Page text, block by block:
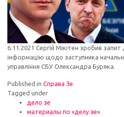
6.11.2021 Сергій Мікітен зробив
інформацію щодо заступника
управління СБУ Олександра Буряка.
Published in Справа Зе
Tagged under
дело зе
материалы по «делу зе»